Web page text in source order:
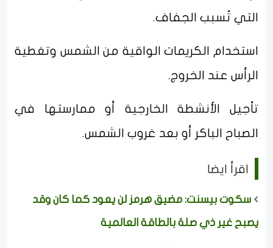
التي تُسبب الجفاف.
استخدام الكريمات الواقية من الشمس وتغطية
الرأس عند الخروج.
تأجيل الأنشطة الخارجية أو ممارستها في
الصباح الباكر أو بعد غروب الشمس.
اقرأ ايضا
سكوت بيسنت: مضيق هرمز لن يعود كما كان وقد
يصبح غير ذي صلة بالطاقة العالمية